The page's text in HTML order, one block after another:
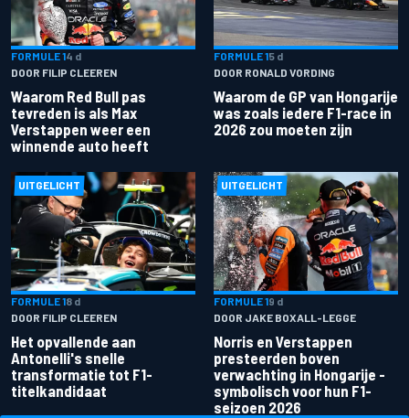
FORMULE 14 d
DOOR FILIP CLEEREN
Waarom Red Bull pas
tevreden is als Max
Verstappen weer een
winnende auto heeft
FORMULE 15 d
DOOR RONALD VORDING
Waarom de GP van Hongarije
was zoals iedere F1-race in
2026 zou moeten zijn
UITGELICHT
FORMULE 18 d
DOOR FILIP CLEEREN
Het opvallende aan
Antonelli's snelle
transformatie tot F1-
titelkandidaat
UITGELICHT
FORMULE 19 d
DOOR JAKE BOXALL-LEGGE
Norris en Verstappen
presteerden boven
verwachting in Hongarije -
symbolisch voor hun F1-
seizoen 2026